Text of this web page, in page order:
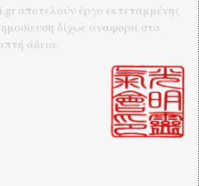
αποτελούν έργο εκτεταμμένης
δίχως αναφορά στο
άδεια.